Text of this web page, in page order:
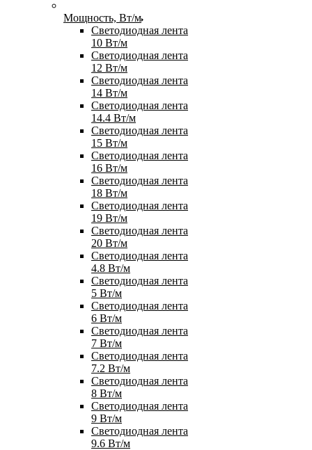
Мощность, Вт/м
Светодиодная лента
10 Вт/м
Светодиодная лента
12 Вт/м
Светодиодная лента
14 Вт/м
Светодиодная лента
14.4 Вт/м
Светодиодная лента
15 Вт/м
Светодиодная лента
16 Вт/м
Светодиодная лента
18 Вт/м
Светодиодная лента
19 Вт/м
Светодиодная лента
20 Вт/м
Светодиодная лента
4.8 Вт/м
Светодиодная лента
5 Вт/м
Светодиодная лента
6 Вт/м
Светодиодная лента
7 Вт/м
Светодиодная лента
7.2 Вт/м
Светодиодная лента
8 Вт/м
Светодиодная лента
9 Вт/м
Светодиодная лента
9.6 Вт/м